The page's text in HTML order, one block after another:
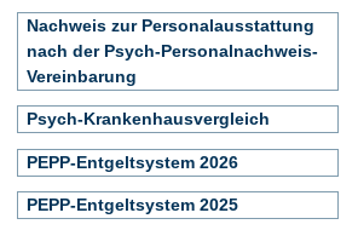
Nachweis zur Personalausstattung
nach der Psych-Personalnachweis-
Vereinbarung
Psych-Krankenhausvergleich
PEPP-Entgeltsystem 2026
PEPP-Entgeltsystem 2025